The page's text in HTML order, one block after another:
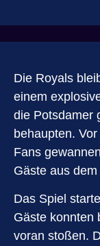
Die Royals
einem
die Potsdamer
behaupten.
Fans
Gäste aus
Das Spiel
Gäste konnten
voran stoßen.